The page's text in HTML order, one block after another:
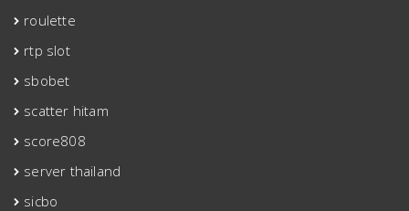
roulette
rtp slot
sbobet
scatter hitam
score808
server thailand
sicbo